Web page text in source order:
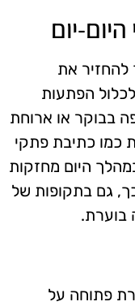
יום
להחזיר את
לכלול הפתעות
בבוקר או ארוחת
כמו כתיבת פתקי
היום מחזקות
גם בתקופות של
בוערת.
פתוחה על